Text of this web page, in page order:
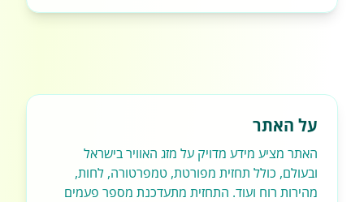
על האתר
האתר מציע מידע מדויק על מזג האוויר בישראל
ובעולם, כולל תחזית מפורטת, טמפרטורה, לחות,
מהירות רוח ועוד. התחזית מתעדכנת מספר פעמים